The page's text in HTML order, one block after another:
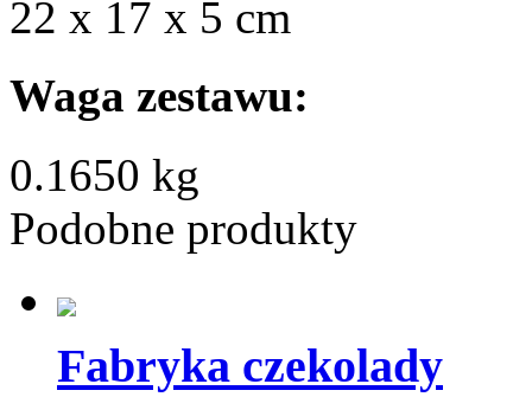
22 х 17 x 5 cm
Waga zestawu:
0.1650 kg
Podobne produkty
Fabryka czekolady